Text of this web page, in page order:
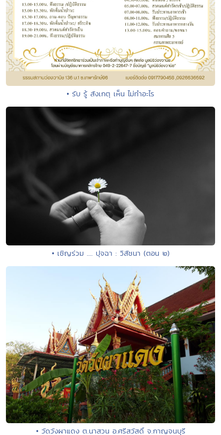
• รับ รู้ สังเกตุ เห็น ไม่ทำอะไร
• เชิญร่วม .... ปุจฉา : วิสัชนา (ตอน ๒)
• วัดวังผาแดง ต.นาสวน อ.ศรีสวัสดิ์ จ.กาญจนบุรี